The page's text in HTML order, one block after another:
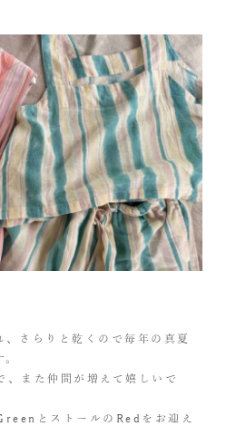
、さらりと乾くので毎年の真夏
、また仲間が増えて嬉しいで
とストールのRedをお迎え